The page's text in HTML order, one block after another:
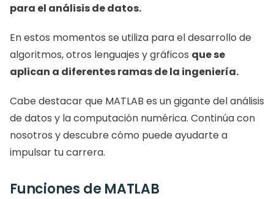
para el análisis de datos.
En estos momentos se utiliza para el desarrollo de
algoritmos, otros lenguajes y gráficos que se
aplican a diferentes ramas de la ingeniería.
Cabe destacar que MATLAB es un gigante del análisis
de datos y la computación numérica. Continúa con
nosotros y descubre cómo puede ayudarte a
impulsar tu carrera.
Funciones de MATLAB